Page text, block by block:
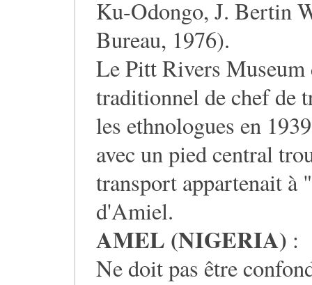
Ku-Odongo, J. Bertin
Bureau, 1976).
Le Pitt Rivers Museum
traditionnel de chef de
les ethnologues en
avec un pied central
transport appartenait
d'Amiel.
AMEL (NIGERIA) :
Ne doit pas être